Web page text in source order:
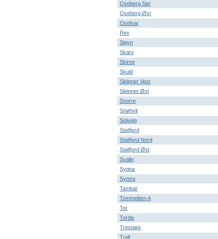
Oseberg Sør
Oseberg Øst
Oselvar
Rev
Sigyn
Skarv
Skirne
Skuld
Sleipner Vest
Sleipner Øst
Snorre
Snøhvit
Solveig
Statfjord
Statfjord Nord
Statfjord Øst
Svalin
Sygna
Symra
Tambar
Tommeliten A
Tor
Tordis
Trestakk
Troll